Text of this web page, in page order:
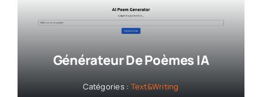
Générateur De Poèmes IA
Catégories : Text&Writing